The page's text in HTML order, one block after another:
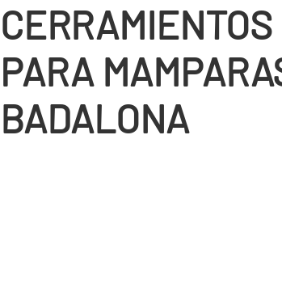
PARA
BADALONA